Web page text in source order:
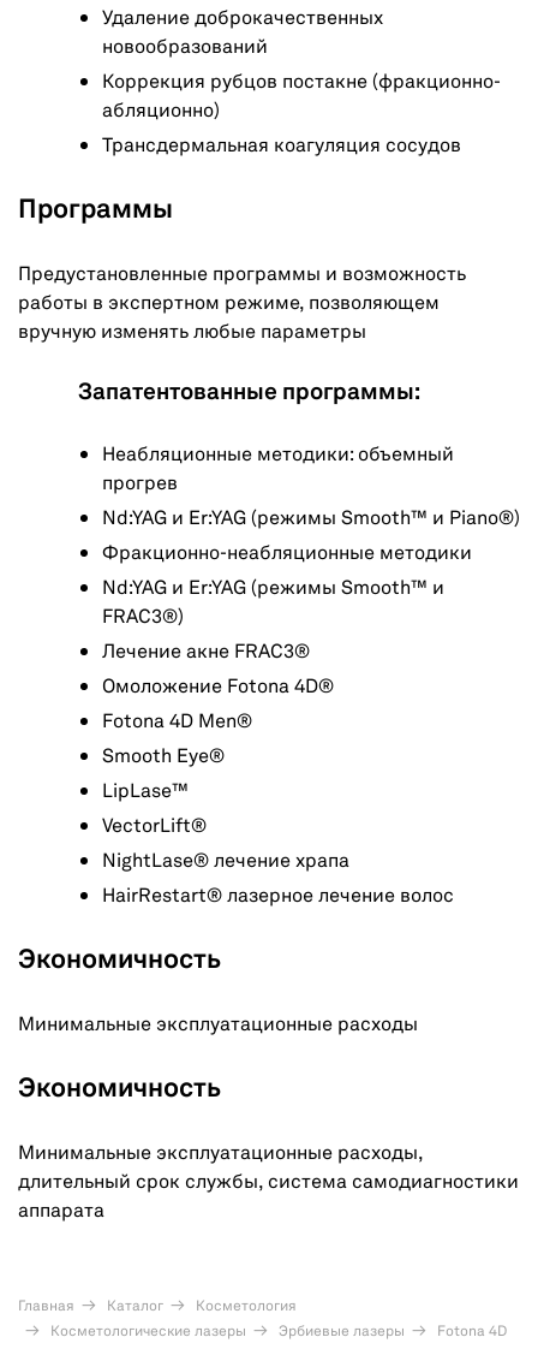
Удаление доброкачественных
новообразований
Коррекция рубцов постакне (фракционно-
абляционно)
Трансдермальная коагуляция сосудов
Программы
Предустановленные программы и возможность
работы в экспертном режиме, позволяющем
вручную изменять любые параметры
Запатентованные программы:
Неабляционные методики: объемный
прогрев
Nd:YAG и Er:YAG (режимы Smooth™ и Piano®)
Фракционно-неабляционные методики
Nd:YAG и Er:YAG (режимы Smooth™ и
FRAC3®)
Лечение акне FRAC3®
Омоложение Fotona 4D®
Fotona 4D Men®
Smooth Eye®
LipLase™
VectorLift®
NightLase® лечение храпа
HairRestart® лазерное лечение волос
Экономичность
Минимальные эксплуатационные расходы
Экономичность
Минимальные эксплуатационные расходы,
длительный срок службы, система самодиагностики
аппарата
Главная Каталог
Косметология
Косметологические лазеры
Эрбиевые лазеры Fotona 4D